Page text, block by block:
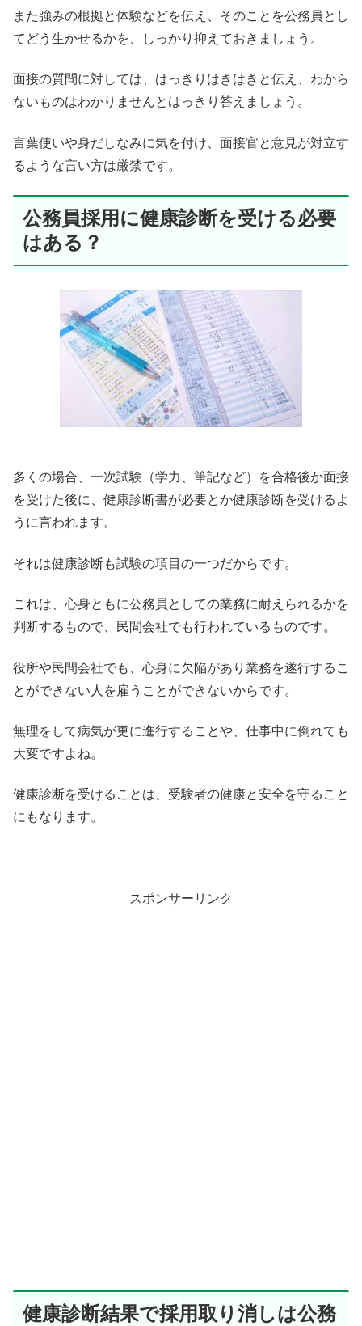
また強みの根拠と体験などを伝え、そのことを公務員とし
てどう生かせるかを、しっかり抑えておきましょう。
面接の質問に対しては、はっきりはきはきと伝え、わから
ないものはわかりませんとはっきり答えましょう。
言葉使いや身だしなみに気を付け、面接官と意見が対立す
るような言い方は厳禁です。
公務員採用に健康診断を受ける必要
はある？
多くの場合、一次試験（学力、筆記など）を合格後か面接
を受けた後に、健康診断書が必要とか健康診断を受けるよ
うに言われます。
それは健康診断も試験の項目の一つだからです。
これは、心身ともに公務員としての業務に耐えられるかを
判断するもので、民間会社でも行われているものです。
役所や民間会社でも、心身に欠陥があり業務を遂行するこ
とができない人を雇うことができないからです。
無理をして病気が更に進行することや、仕事中に倒れても
大変ですよね。
健康診断を受けることは、受験者の健康と安全を守ること
にもなります。
スポンサーリンク
健康診断結果で採用取り消しは公務